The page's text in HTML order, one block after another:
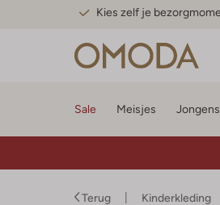
Kies zelf je
Sale Meisjes Jongens
Terug Kinderkleding